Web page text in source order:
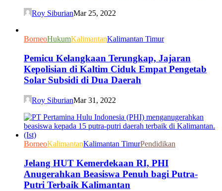
Roy SiburianMar 25, 2022
BorneoHukumKalimantanKalimantan Timur
Pemicu Kelangkaan Terungkap, Jajaran
Kepolisian di Kaltim Ciduk Empat Pengetab
Solar Subsidi di Dua Daerah
Roy SiburianMar 31, 2022
BorneoKalimantanKalimantan TimurPendidikan
Jelang HUT Kemerdekaan RI, PHI
Anugerahkan Beasiswa Penuh bagi Putra-
Putri Terbaik Kalimantan